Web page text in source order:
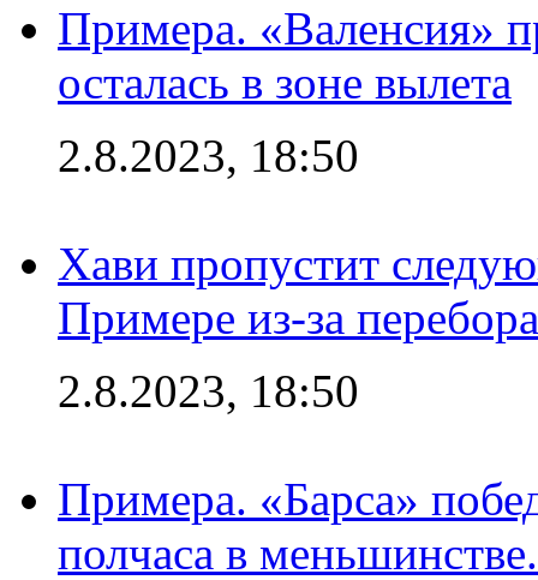
Примера. «Валенсия»
осталась в зоне вылета
2.8.2023, 18:50
Хави пропустит
Примере из-за
2.8.2023, 18:50
Примера. «Барса»
полчаса в